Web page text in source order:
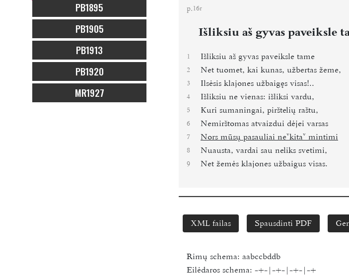
PB1895
PB1905
PB1913
PB1920
MR1927
p.16r
Išliksiu aš gyvas paveiksle
1 Išliksiu aš gyvas paveiksle tame
2 Net tuomet, kai kunas, užbertas žeme,
3 Ilsėsis klajones užbaigęs visas!..
4 Išliksiu ne vienas: išliksi vardu,
5 Kuri sumaningai, pirštelių raštu,
6 Nemirštomas atvaizdui dėjei varsas
7 Nors mūsų pasauliai ne kita mintimi
8 Nuausta, vardai sau neliks svetimi,
9 Net žemės klajones užbaigus visas.
XML failas Spausdinti PDF
Rimų schema: aabccbddb
Eilėdaros schema: -+-|-+-|-+-|-+